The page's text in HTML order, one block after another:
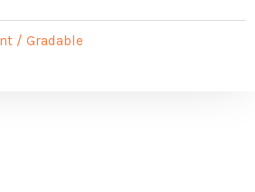
/ Gradable